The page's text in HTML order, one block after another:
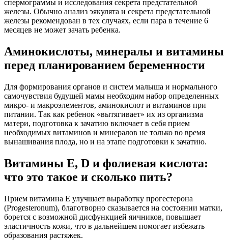
спермограммы и исследования секрета предстательной
железы. Обычно анализ эякулята и секрета предстательной
железы рекомендован в тех случаях, если пара в течение 6
месяцев не может зачать ребенка.
Аминокислоты, минералы и витамины
перед планированием беременности
Для формирования органов и систем малыша и нормального
самочувствия будущей мамы необходим набор определенных
микро- и макроэлементов, аминокислот и витаминов при
питании. Так как ребенок «вытягивает» их из организма
матери, подготовка к зачатию включает в себя прием
необходимых витаминов и минералов не только во время
вынашивания плода, но и на этапе подготовки к зачатию.
Витамины Е, D и фолиевая кислота:
что это такое и сколько пить?
Прием витамина Е улучшает выработку прогестерона
(Progesteronum), благотворно сказывается на состоянии матки,
борется с возможной дисфункцией яичников, повышает
эластичность кожи, что в дальнейшем помогает избежать
образования растяжек.